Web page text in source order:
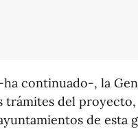
ha continuado-, la
trámites del proyecto,
de esta